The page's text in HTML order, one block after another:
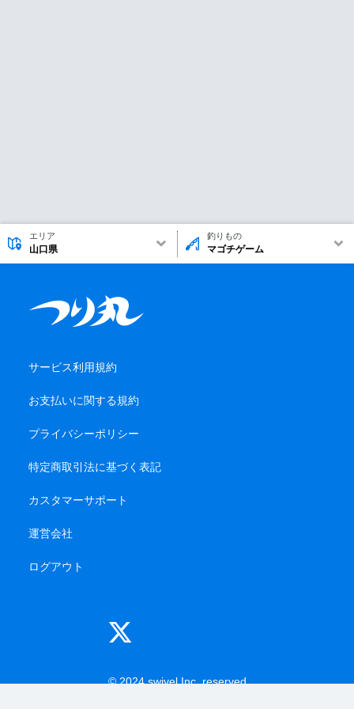
エリア
山口県
釣りもの
マゴチゲーム
サービス利用規約
お支払いに関する規約
プライバシーポリシー
特定商取引法に基づく表記
カスタマーサポート
運営会社
ログアウト
© 2024 swivel Inc. reserved